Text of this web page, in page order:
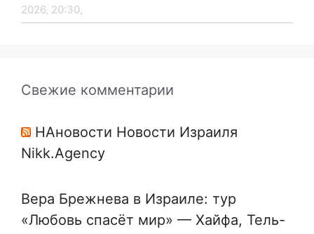
2026, 20:30,
Свежие комментарии
НАновости Новости Израиля
Nikk.Agency
Вера Брежнева в Израиле: тур
«Любовь спасёт мир» — Хайфа, Тель-